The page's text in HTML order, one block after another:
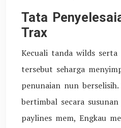
Tata
Trax
Kecuali tanda wilds serta
tersebut seharga
penunaian nun
bertimbal secara
paylines mem, Engkau